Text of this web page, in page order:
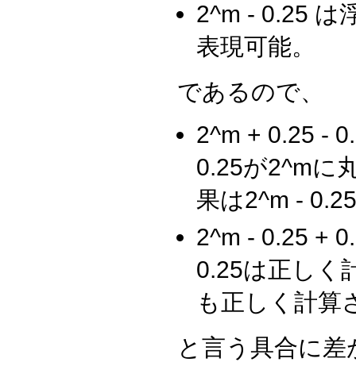
2^m - 0.25 は
表現可能。
であるので、
2^m + 0.25 -
0.25が2^mに
果は2^m -
2^m - 0.25 +
0.25は正しく
も正しく計算
と言う具合に差